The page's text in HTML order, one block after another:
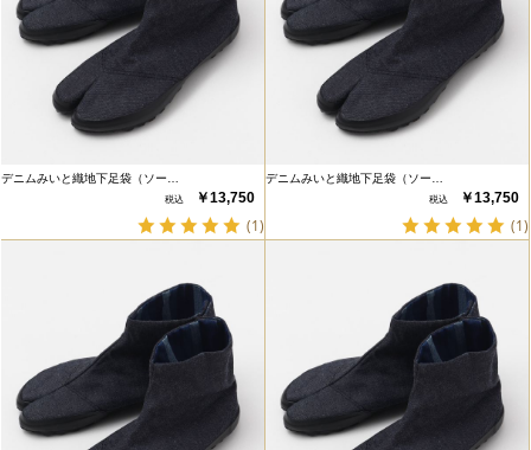
デニムみいと織地下足袋（ソー…
￥13,750
(1)
デニムみいと織地下足袋（ソー…
￥13,750
(1)